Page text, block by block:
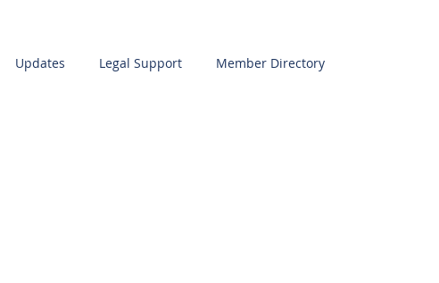
Updates Legal Support Member Directory